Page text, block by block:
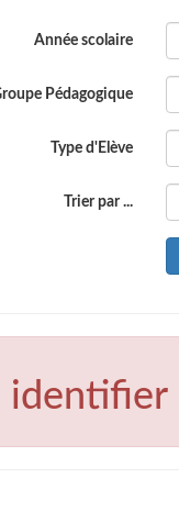
Année scolaire
Pédagogique
Type d'Elève
Trier par ...
identifier